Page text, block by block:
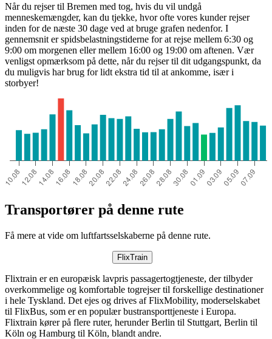
Når du rejser til Bremen med tog, hvis du vil undgå
menneskemængder, kan du tjekke, hvor ofte vores kunder rejser
inden for de næste 30 dage ved at bruge grafen nedenfor. I
gennemsnit er spidsbelastningstiderne for at rejse mellem 6:30 og
9:00 om morgenen eller mellem 16:00 og 19:00 om aftenen. Vær
venligst opmærksom på dette, når du rejser til dit udgangspunkt, da
du muligvis har brug for lidt ekstra tid til at ankomme, især i
storbyer!
Transportører på denne rute
Få mere at vide om luftfartsselskaberne på denne rute.
FlixTrain
Flixtrain er en europæisk lavpris passagertogtjeneste, der tilbyder
overkommelige og komfortable togrejser til forskellige destinationer
i hele Tyskland. Det ejes og drives af FlixMobility, moderselskabet
til FlixBus, som er en populær bustransporttjeneste i Europa.
Flixtrain kører på flere ruter, herunder Berlin til Stuttgart, Berlin til
Köln og Hamburg til Köln, blandt andre.